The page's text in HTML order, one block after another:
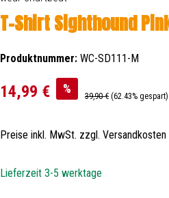
T-Shirt Sighthound
Produktnummer: WC-SD111-M
Verkaufspreis:
14,99 € % Regulärer Preis:
39,90 € (62.43% gespart)
Preise inkl. MwSt. zzgl. Versandkosten
Lieferzeit 3-5 werktage